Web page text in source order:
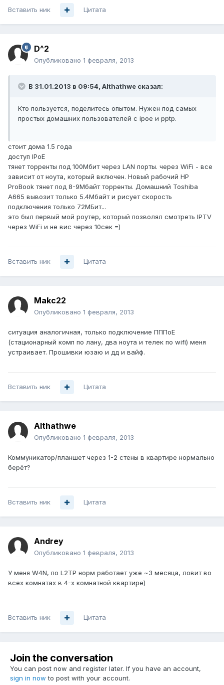
Вставить ник Цитата
D^2
Опубликовано 1 февраля, 2013
В 31.01.2013 в 09:54, Althathwe сказал:
Кто пользуется, поделитесь опытом. Нужен под самых
простых домашних пользователей с ipoe и pptp.
стоит дома 1.5 года
доступ IPoE
тянет торренты под 100Мбит через LAN порты. через WiFi - все
зависит от ноута, который включен. Новый рабочий HP
ProBook тянет под 8-9Мбайт торренты. Домашний Toshiba
A665 вывозит только 5.4Мбайт и рисует скорость
подключения только 72МБит...
это был первый мой роутер, который позволял смотреть IPTV
через WiFi и не вис через 10сек =)
Вставить ник Цитата
Makc22
Опубликовано 1 февраля, 2013
ситуация аналогичная, только подключение ПППоЕ
(стационарный комп по лану, два ноута и телек по wifi) меня
устраивает. Прошивки юзаю и дд и вайф.
Вставить ник Цитата
Althathwe
Опубликовано 1 февраля, 2013
Коммуникатор/планшет через 1-2 стены в квартире нормально
берёт?
Вставить ник Цитата
Аndrey
Опубликовано 1 февраля, 2013
У меня W4N, по L2TP норм работает уже ~3 месяца, ловит во
всех комнатах в 4-х комнатной квартире)
Вставить ник Цитата
Join the conversation
You can post now and register later. If you have an account,
sign in now to post with your account.